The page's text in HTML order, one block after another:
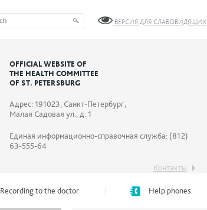
ВЕРСИЯ ДЛЯ СЛАБОВИДЯЩИХ
OFFICIAL WEBSITE OF
THE HEALTH COMMITTEE
OF ST. PETERSBURG
Адрес: 191023, Санкт-Петербург,
Малая Садовая ул., д. 1
Единая информационно-справочная служба: (812)
63-555-64
Контакты
Recording to the doctor Help phones